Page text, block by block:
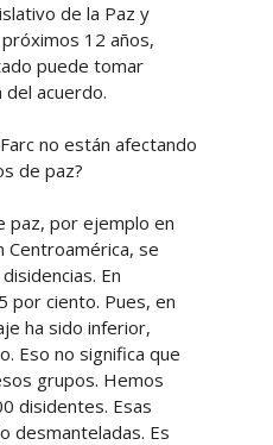
de la Paz y
12 años,
puede tomar
acuerdo.
no están afectando
de paz?
paz, por ejemplo en
Centroamérica, se
En
por ciento. Pues, en
ha sido inferior,
Eso no significa que
grupos. Hemos
disidentes. Esas
desmanteladas. Es